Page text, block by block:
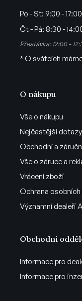
O nákupu
Vše o nákupu
Nejčastější dotazy
Obchodní a
Vše o záruce a
Vrácení zboží
Ochrana
Významní dealeři
Po - St: 9:00 - 17:00
Čt - Pá: 8:30 -
Přestávka: 12:00 -
* O svátcích
Obchodní
Informace pro
Informace pro